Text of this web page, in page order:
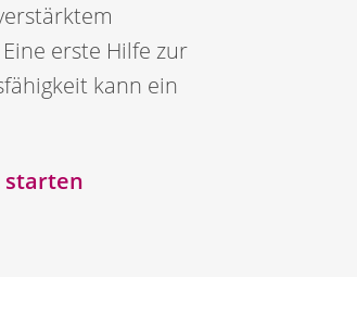
erste Hilfe zur
kann ein
starten